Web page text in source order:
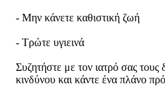
- Μην κάνετε καθιστική ζωή
- Τρώτε υγιεινά
Συζητήστε με τον ιατρό σας τους
κινδύνου και κάντε ένα πλάνο